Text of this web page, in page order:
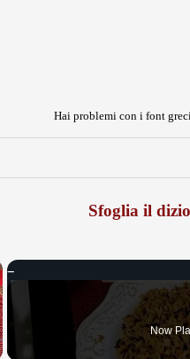
Hai problemi con i font
Sfoglia il
Now